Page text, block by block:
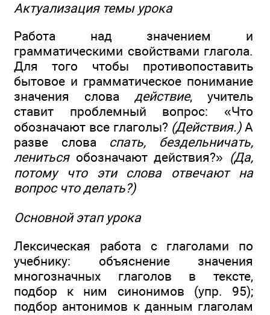
Актуализация темы урока
Работа над значением и
грамматическими свойствами глагола.
Для того чтобы противопоставить
бытовое и грамматическое понимание
значения слова действие, учитель
ставит проблемный вопрос: «Что
обозначают все глаголы? (Действия.)А
разве слова спать, бездельничать,
ленитьсяобозначают действия?» (Да,
потому что эти слова отвечают на
вопрос что делать?)
Основной этап урока
Лексическая работа с глаголами по
учебнику: объяснение значения
многозначных глаголов в тексте,
подбор к ним синонимов (упр. 95);
подбор антонимов к данным глаголам